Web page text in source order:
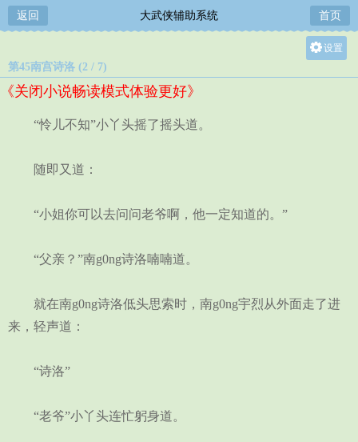
返回 大武侠辅助系统 首页
设置
第45南宫诗洛 (2 / 7)
《关闭小说畅读模式体验更好》
“怜儿不知”小丫头摇了摇头道。
随即又道：
“小姐你可以去问问老爷啊，他一定知道的。”
“父亲？”南g0ng诗洛喃喃道。
就在南g0ng诗洛低头思索时，南g0ng宇烈从外面走了进
来，轻声道：
“诗洛”
“老爷”小丫头连忙躬身道。